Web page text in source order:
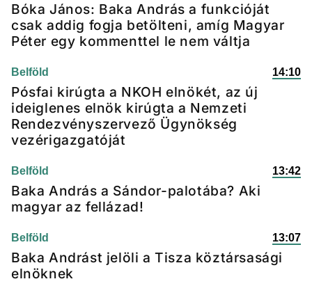
Bóka János: Baka András a funkcióját
csak addig fogja betölteni, amíg Magyar
Péter egy kommenttel le nem váltja
Belföld 14:10
Pósfai kirúgta a NKOH elnökét, az új
ideiglenes elnök kirúgta a Nemzeti
Rendezvényszervező Ügynökség
vezérigazgatóját
Belföld 13:42
Baka András a Sándor-palotába? Aki
magyar az fellázad!
Belföld 13:07
Baka Andrást jelöli a Tisza köztársasági
elnöknek